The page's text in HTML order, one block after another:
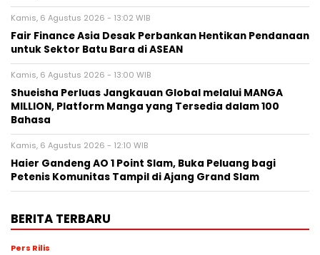
Kamis, 6 Agustus 2026 - 13:02 WIB
Fair Finance Asia Desak Perbankan Hentikan Pendanaan
untuk Sektor Batu Bara di ASEAN
Kamis, 6 Agustus 2026 - 13:00 WIB
Shueisha Perluas Jangkauan Global melalui MANGA
MILLION, Platform Manga yang Tersedia dalam 100
Bahasa
Kamis, 6 Agustus 2026 - 12:10 WIB
Haier Gandeng AO 1 Point Slam, Buka Peluang bagi
Petenis Komunitas Tampil di Ajang Grand Slam
BERITA TERBARU
Pers Rilis